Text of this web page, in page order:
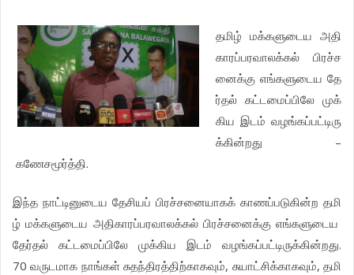
தமிழ் மக்களுடைய
அதி
காரப்பரவாலக்கல்
பிரச்ச
னைக்கு எங்களுடைய தே
ர்தல்
கட்டமைப்பிலே
முக்
கிய இடம் வழங்கப்பட்டிரு
க்கின்றது
–
கணேசமூர்த்தி.
இந்த நாட்டினுடைய தேசியப் பிரச்சனையாகக் காணப்படுகின்ற தமி
ழ் மக்களுடைய அதிகாரப்பரவாலக்கல் பிரச்சனைக்கு எங்களுடைய
தேர்தல்
கட்டமைப்பிலே முக்கிய இடம் வழங்கப்பட்டிருக்கின்றது.
70வருடமாக நாங்கள் சுதந்திரத்திற்காகவும், சுயாட்சிக்காகவும், தமி